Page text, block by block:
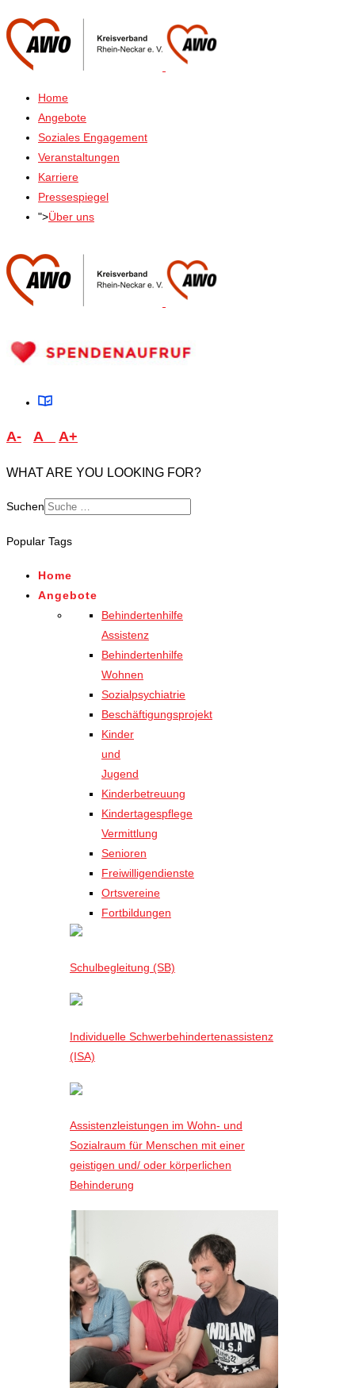
Home
Angebote
Soziales Engagement
Veranstaltungen
Karriere
Pressespiegel
">Über uns
A- A A+
WHAT ARE YOU LOOKING FOR?
Suchen
for results.
Popular Tags
Home
Angebote
Behindertenhilfe
Assistenz
Behindertenhilfe
Wohnen
Sozialpsychiatrie
Beschäftigungsprojekt
Kinder
und
Jugend
Kinderbetreuung
Kindertagespflege
Vermittlung
Senioren
Freiwilligendienste
Ortsvereine
Fortbildungen
Schulbegleitung (SB)
Individuelle Schwerbehindertenassistenz
(ISA)
Assistenzleistungen im Wohn- und
Sozialraum für Menschen mit einer
geistigen und/ oder körperlichen
Behinderung